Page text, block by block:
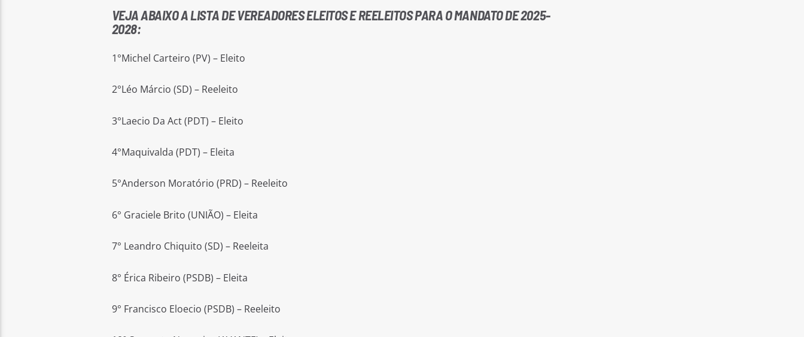
VEJA ABAIXO A LISTA DE VEREADORES ELEITOS E REELEITOS PARA O MANDATO DE 2025-
2028:
1°Michel Carteiro (PV) – Eleito
2°Léo Márcio (SD) – Reeleito
3°Laecio Da Act (PDT) – Eleito
4°Maquivalda (PDT) – Eleita
5°Anderson Moratório (PRD) – Reeleito
6° Graciele Brito (UNIÃO) – Eleita
7° Leandro Chiquito (SD) – Reeleita
8° Érica Ribeiro (PSDB) – Eleita
9° Francisco Eloecio (PSDB) – Reeleito